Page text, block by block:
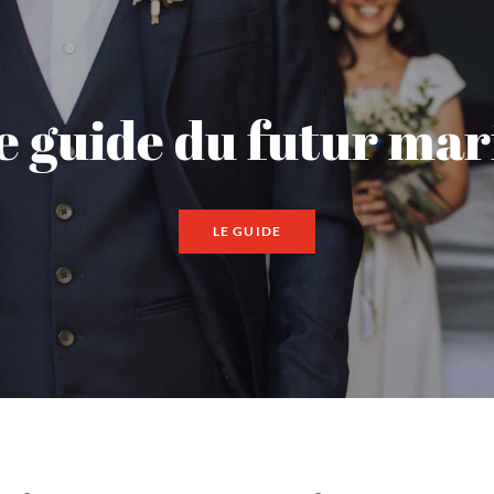
guide du futur
LE GUIDE